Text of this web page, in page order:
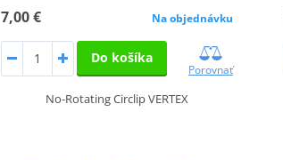
7,00 € Na objednávku
Do košíka
Porovnať
No-Rotating Circlip VERTEX